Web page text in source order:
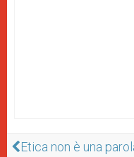
Etica non è una